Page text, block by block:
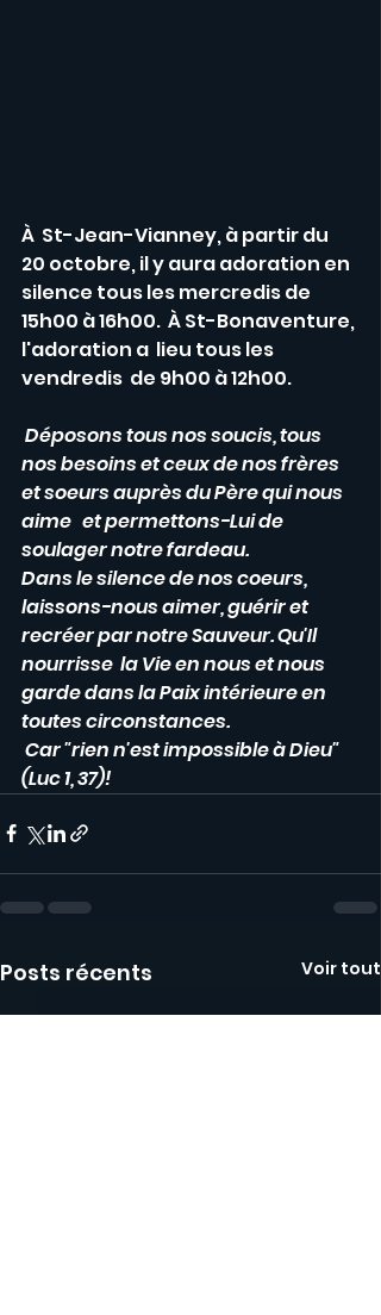
À  St-Jean-Vianney, à partir du
20 octobre, il y aura adoration en
silence tous les mercredis de
15h00 à 16h00.  À St-Bonaventure,
l'adoration a  lieu tous les
vendredis  de 9h00 à 12h00.
nos besoins et ceux de nos frères
et soeurs auprès du Père qui nous
aime   et permettons-Lui de
soulager notre fardeau.
Dans le silence de nos coeurs,
laissons-nous aimer, guérir et
recréer par notre Sauveur. Qu'Il
nourrisse  la Vie en nous et nous
garde dans la Paix intérieure en
toutes circonstances.
(Luc 1, 37)!
Posts récents Voir tout